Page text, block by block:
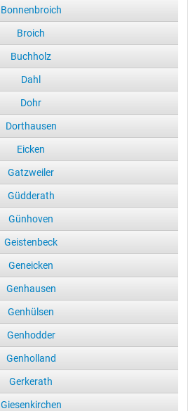
Bonnenbroich
Broich
Buchholz
Dahl
Dohr
Dorthausen
Eicken
Gatzweiler
Güdderath
Günhoven
Geistenbeck
Geneicken
Genhausen
Genhülsen
Genhodder
Genholland
Gerkerath
Giesenkirchen